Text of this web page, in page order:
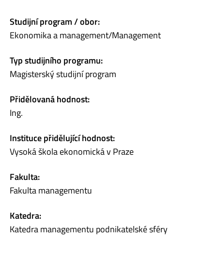
Studijní program / obor:
Ekonomika a management/Management
Typ studijního programu:
Magisterský studijní program
Přidělovaná hodnost:
Ing.
Instituce přidělující hodnost:
Vysoká škola ekonomická v Praze
Fakulta:
Fakulta managementu
Katedra:
Katedra managementu podnikatelské sféry